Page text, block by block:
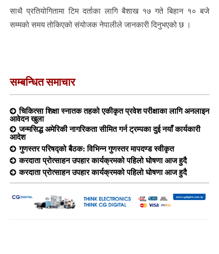
साथै प्रतियोगितामा टिम दर्ताका लागि बैशाख १७ गते बिहान १० बजे
सम्मको समय तोकिएको संयोजक नेपालीले जानकारी दिनुभएको छ ।
सम्बन्धित समाचार
चिकित्सा शिक्षा स्नातक तहको एकीकृत प्रवेश परीक्षाका लागि अनलाइन
आवेदन खुला
जन्मसिद्ध अमेरिकी नागरिकता सीमित गर्न ट्रम्पका दुई नयाँ कार्यकारी
आदेश
गुणस्तर परिषद्को बैठक: विभिन्न गुणस्तर मापदण्ड स्वीकृत
करदाता प्रोत्साहन उपहार कार्यक्रमको पहिलो घोषणा आज हुदै
करदाता प्रोत्साहन उपहार कार्यक्रमको पहिलो घोषणा आज हुदै